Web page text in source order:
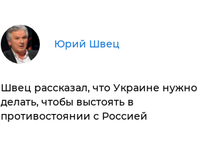
Юрий Швец
Швец рассказал, что Украине нужно
делать, чтобы выстоять в
противостоянии с Россией